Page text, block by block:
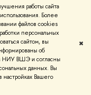
работы сайта
Более
файлов cookies
персональных
сайтом, вы
об
НИУ ВШЭ и согласны
данных. Вы
Вашего
✖
к
взглядом на
23 декабря 2024